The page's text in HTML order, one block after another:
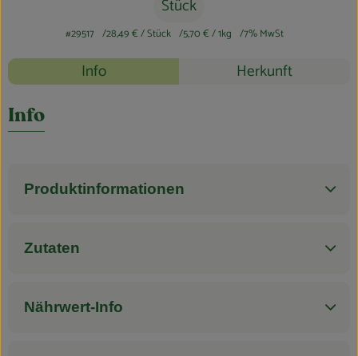
Stück
#29517 28,49 €/ Stück 5,70 €/ 1kg 7% MwSt
Rezepte
Info Herkunft
Info
Produktinformationen
Zutaten
Nährwert-Info